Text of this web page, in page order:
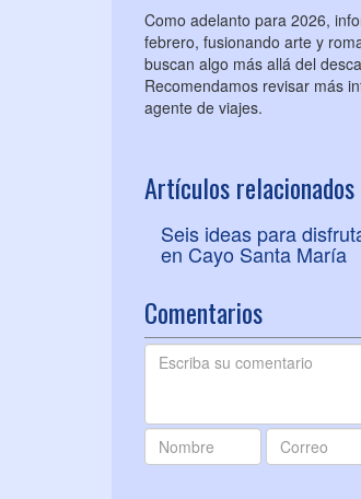
Como adelanto para 2026,
febrero, fusionando arte y
buscan algo más allá del
Recomendamos revisar más
agente de viajes.
Artículos relacionados
Seis ideas para
en Cayo Santa María
Comentarios